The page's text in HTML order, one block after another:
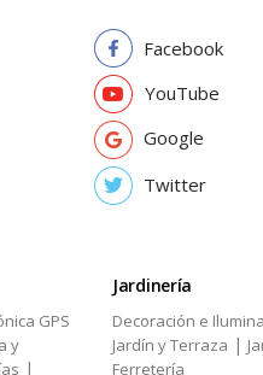
Facebook
YouTube
Google
Twitter
GPS
y
|
Jardinería
Decoración e
Jardín y Terraza |
Ferretería